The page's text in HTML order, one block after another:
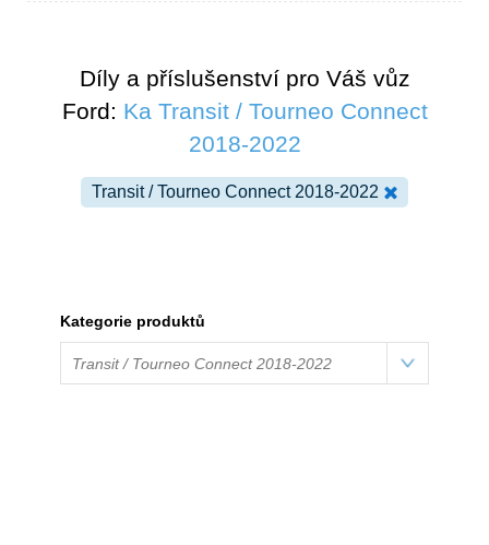
Díly a příslušenství pro Váš vůz
Ford: Ka Transit / Tourneo Connect
2018-2022
Transit / Tourneo Connect 2018-2022
Kategorie produktů
Transit / Tourneo Connect 2018-2022